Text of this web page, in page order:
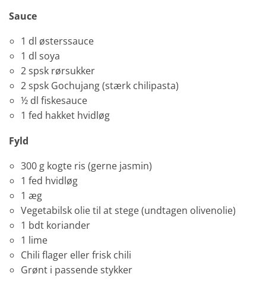
Sauce
1 dl østerssauce
1 dl soya
2 spsk rørsukker
2 spsk Gochujang (stærk chilipasta)
½ dl fiskesauce
1 fed hakket hvidløg
Fyld
300 g kogte ris (gerne jasmin)
1 fed hvidløg
1 æg
Vegetabilsk olie til at stege (undtagen olivenolie)
1 bdt koriander
1 lime
Chili flager eller frisk chili
Grønt i passende stykker